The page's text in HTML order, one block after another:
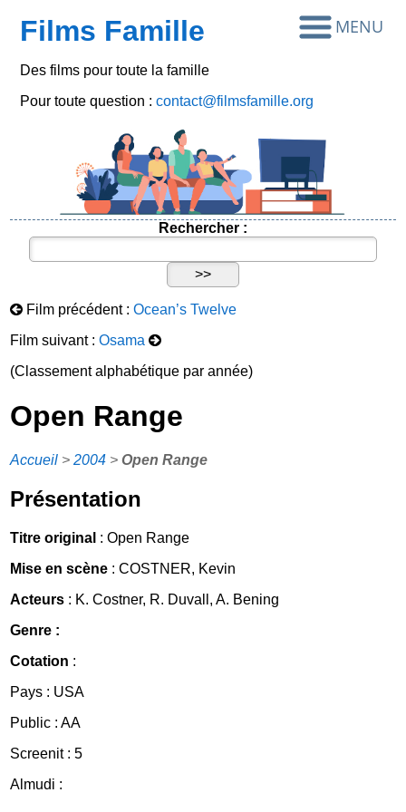
Films Famille
Des films pour toute la famille
Pour toute question :contact@filmsfamille.org
Rechercher :
Film précédent :Ocean’s Twelve
Film suivant :Osama
(Classement alphabétique par année)
Open Range
Accueil >2004 >Open Range
Présentation
Titre original : Open Range
Mise en scène : COSTNER, Kevin
Acteurs : K. Costner, R. Duvall, A. Bening
Genre :
Cotation :
Pays : USA
Public : AA
Screenit : 5
Almudi :